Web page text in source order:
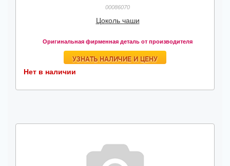
00086070
Цоколь чаши
Оригинальная фирменная деталь от производителя
УЗНАТЬ НАЛИЧИЕ И ЦЕНУ
Нет в наличии